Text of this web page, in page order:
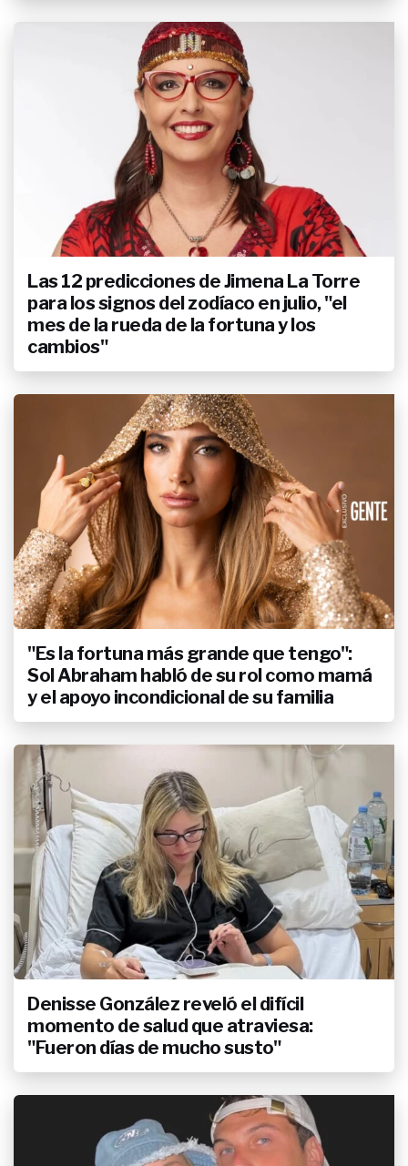
Las 12 predicciones de Jimena La Torre
para los signos del zodíaco en julio, "el
mes de la rueda de la fortuna y los
cambios"
"Es la fortuna más grande que tengo":
Sol Abraham habló de su rol como mamá
y el apoyo incondicional de su familia
Denisse González reveló el difícil
momento de salud que atraviesa:
"Fueron días de mucho susto"